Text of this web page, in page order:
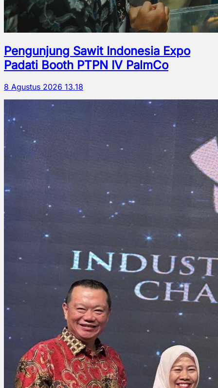
Pengunjung Sawit Indonesia Expo
Padati Booth PTPN IV PalmCo
8 Agustus 2026 13.18